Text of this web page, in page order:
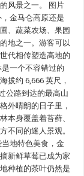
风景之一。 图片
金马仑高原还是
、蔬菜农场、果园
地之一。游客可以
代相传塑造高地的
一个不容错过的
拔约 6,666 英尺，
公路到达的最高山
外晴朗的日子里，
本身覆盖着苔藓、
不同的迷人景观。
地特色美食，金
新鲜草莓已成为家
种植的茶叶仍然是